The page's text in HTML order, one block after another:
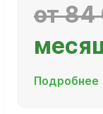
от
Подробнее